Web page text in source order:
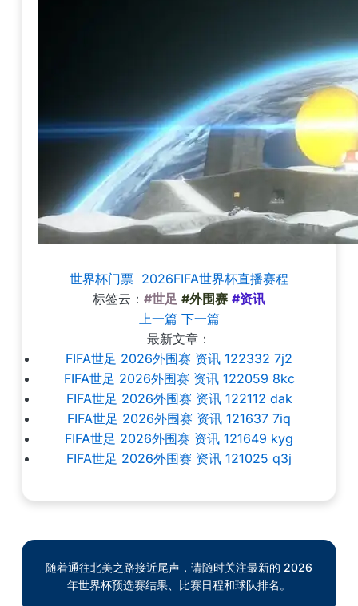
世界杯门票 2026FIFA世界杯直播赛程
标签云： #世足 #外围赛 #资讯
上一篇 下一篇
最新文章：
FIFA世足 2026外围赛 资讯 122332 7j2
FIFA世足 2026外围赛 资讯 122059 8kc
FIFA世足 2026外围赛 资讯 122112 dak
FIFA世足 2026外围赛 资讯 121637 7iq
FIFA世足 2026外围赛 资讯 121649 kyg
FIFA世足 2026外围赛 资讯 121025 q3j
随着通往北美之路接近尾声，请随时关注最新的 2026
年世界杯预选赛结果、比赛日程和球队排名。